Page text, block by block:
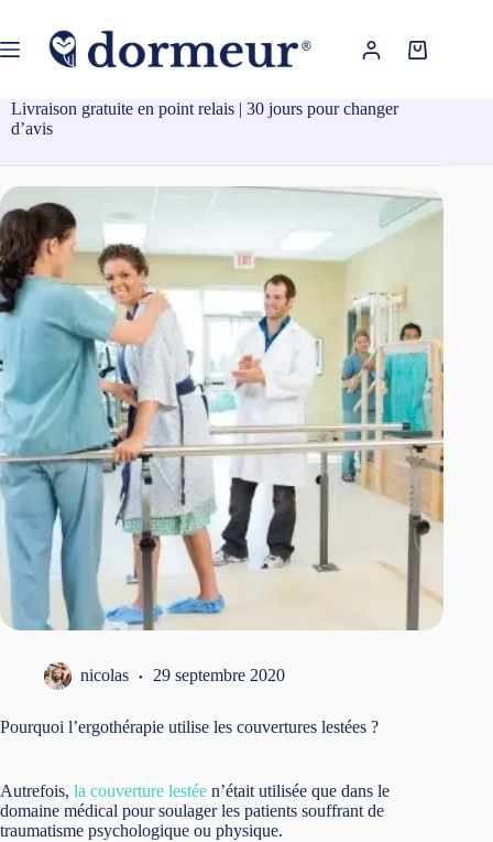
contenu
Panier
Livraison gratuite en point relais | 30 jours pour changer
d’avis
nicolas 29 septembre 2020
Pourquoi l’ergothérapie utilise les couvertures lestées ?
Autrefois, la couverture lestée n’était utilisée que dans le
domaine médical pour soulager les patients souffrant de
traumatisme psychologique ou physique.